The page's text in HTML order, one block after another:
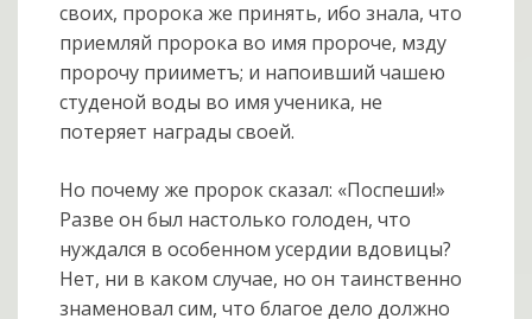
своих, пророка же принять, ибо знала, что
приемляй пророка во имя пророче, мзду
пророчу прииметъ; и напоивший чашею
студеной воды во имя ученика, не
потеряет награды своей.
Но почему же пророк сказал: «Поспеши!»
Разве он был настолько голоден, что
нуждался в особенном усердии вдовицы?
Нет, ни в каком случае, но он таинственно
знаменовал сим, что благое дело должно